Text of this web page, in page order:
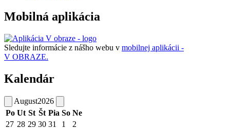
Mobilná aplikácia
Sledujte informácie z nášho webu v mobilnej aplikácii -
V OBRAZE.
Kalendár
August2026
Po Ut St Št Pia So Ne
27 28 29 30 31 1
2